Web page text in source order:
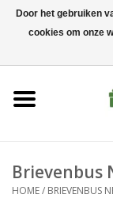
Bewerkingen
Brievenbus
HOME/ BRIEVENBUS
Door het gebruiken
cookies om onze